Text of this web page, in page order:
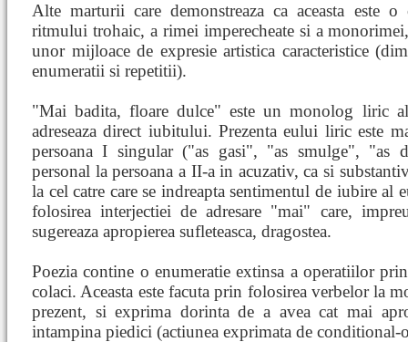
Alte marturii care demonstreaza ca aceasta este
ritmului trohaic, a rimei imperecheate si a
unor mijloace de expresie artistica caracteristice
enumeratii si repetitii).
"Mai badita, floare dulce" este un monolog liric
adreseaza direct iubitului. Prezenta eului liric este
persoana I singular ("as gasi", "as smulge", "as
personal la persoana a II-a in acuzativ, ca si
la cel catre care se indreapta sentimentul de iubire al
folosirea interjectiei de adresare "mai" care,
sugereaza apropierea sufleteasca, dragostea.
Poezia contine o enumeratie extinsa a operatiilor
colaci. Aceasta este facuta prin folosirea verbelor la
prezent, si exprima dorinta de a avea cat mai
intampina piedici (actiunea exprimata de conditional-